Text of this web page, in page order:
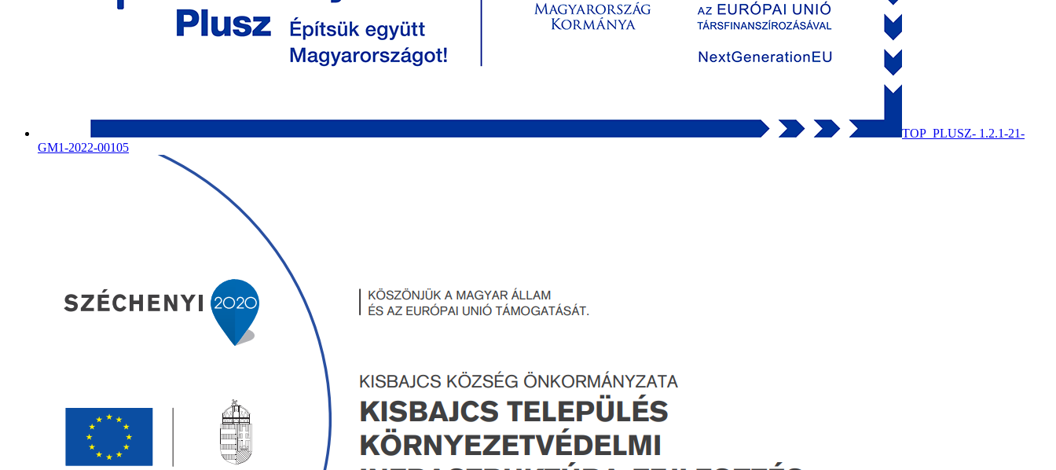
TOP_PLUSZ- 1.2.1-21-
GM1-2022-00105